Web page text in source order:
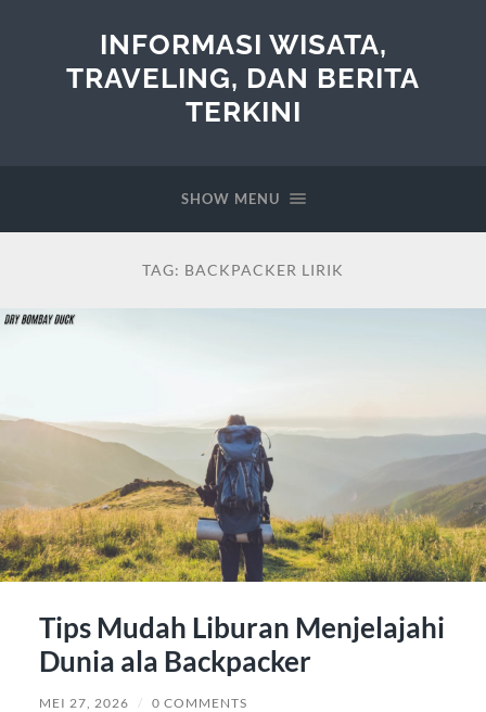
INFORMASI WISATA,
TRAVELING, DAN BERITA
TERKINI
SHOW MENU
TAG: BACKPACKER LIRIK
Tips Mudah Liburan Menjelajahi
Dunia ala Backpacker
MEI 27, 2026 / 0 COMMENTS